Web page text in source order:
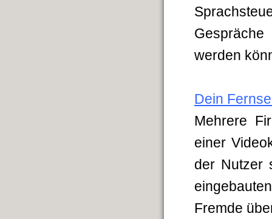
werden
Dein
Mehrere
einer
der Nutzer
Fremde